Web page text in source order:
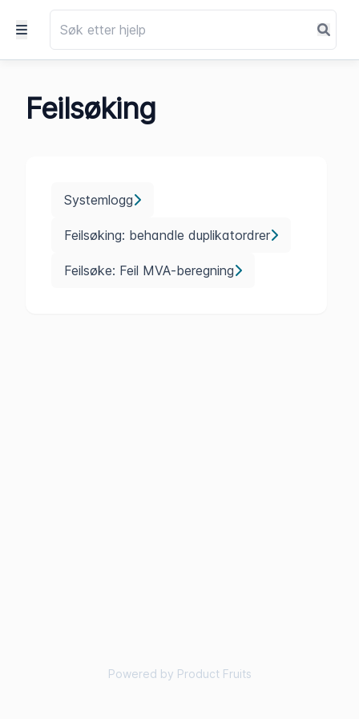
Feilsøking
Systemlogg
Feilsøking: behandle duplikatordrer
Feilsøke: Feil MVA-beregning
Powered by Product Fruits